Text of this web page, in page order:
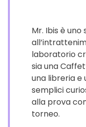
Mr. Ibis è
laboratorio
sia una
una libreria e
semplici
alla prova
torneo.